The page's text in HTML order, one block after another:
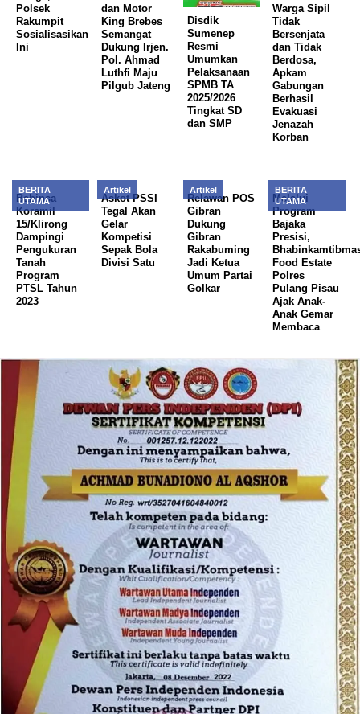
Polsek
Rakumpit
Sosialisasikan
Ini
dan Motor
King Brebes
Semangat
Dukung Irjen.
Pol. Ahmad
Luthfi Maju
Pilgub Jateng
Disdik
Sumenep
Resmi
Umumkan
Pelaksanaan
SPMB TA
2025/2026
Tingkat SD
dan SMP
Warga Sipil
Tidak
Bersenjata
dan Tidak
Berdosa,
Apkam
Gabungan
Berhasil
Evakuasi
Jenazah
Korban
BERITA
UTAMA
Babinsa
Koramil
15/Klirong
Dampingi
Pengukuran
Tanah
Program
PTSL Tahun
2023
Artikel
Askot PSSI
Tegal Akan
Gelar
Kompetisi
Sepak Bola
Divisi Satu
Artikel
Relawan POS
Gibran
Dukung
Gibran
Rakabuming
Jadi Ketua
Umum Partai
Golkar
BERITA
UTAMA
Melalui
Program
Bajaka
Presisi,
Food Estate
Polres
Pulang Pisau
Ajak Anak-
Anak Gemar
Membaca